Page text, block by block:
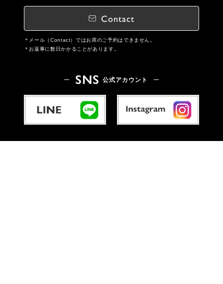
Contact
メール（Contact）ではお席のご予約はできません。
お返事に数日かかることがあります。
SNS 公式アカウント